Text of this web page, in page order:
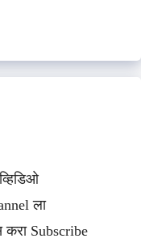
ला
Subscribe